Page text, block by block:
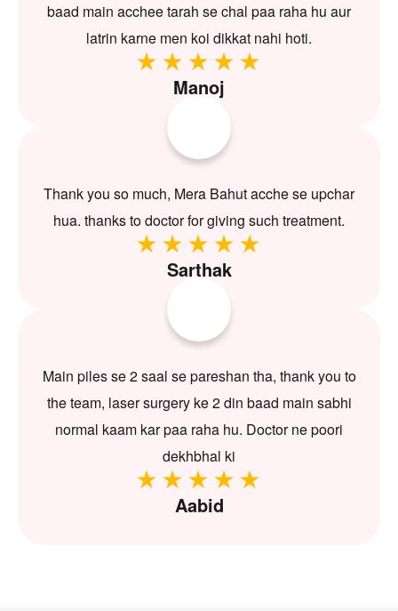
baad main acchee tarah se chal paa raha hu aur
latrin karne men koi dikkat nahi hoti.
Manoj
Thank you so much, Mera Bahut acche se upchar
hua. thanks to doctor for giving such treatment.
Sarthak
Main piles se 2 saal se pareshan tha, thank you to
the team, laser surgery ke 2 din baad main sabhi
normal kaam kar paa raha hu. Doctor ne poori
dekhbhal ki
Aabid